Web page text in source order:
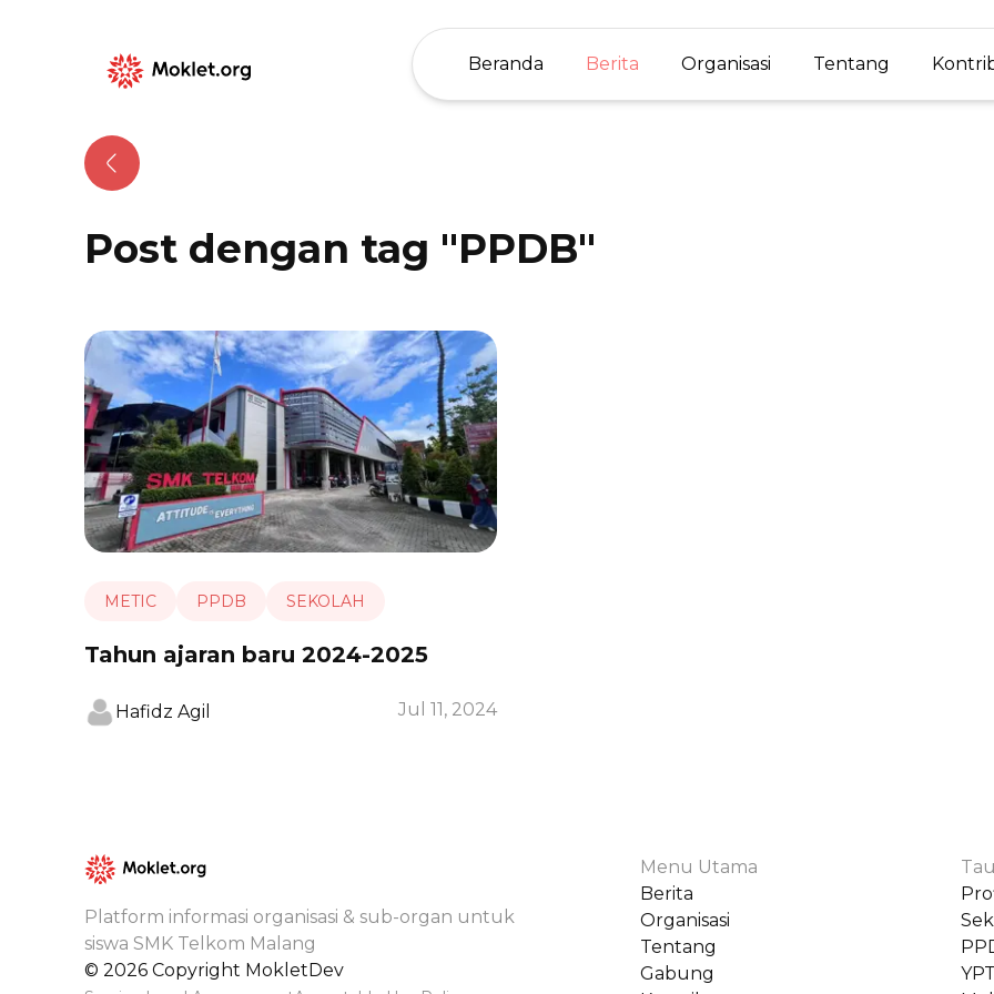
Moklet
Organization:
Malang
Beranda Berita Organisasi Tentang
Post dengan tag "PPDB"
METIC PPDB SEKOLAH
Tahun ajaran baru 2024-2025
Hafidz Agil Jul 11, 2024
Platform informasi organisasi & sub-organ untuk
siswa SMK Telkom Malang
© 2026 Copyright MokletDev
Menu Utama
Berita
Organisasi
Tentang
Gabung